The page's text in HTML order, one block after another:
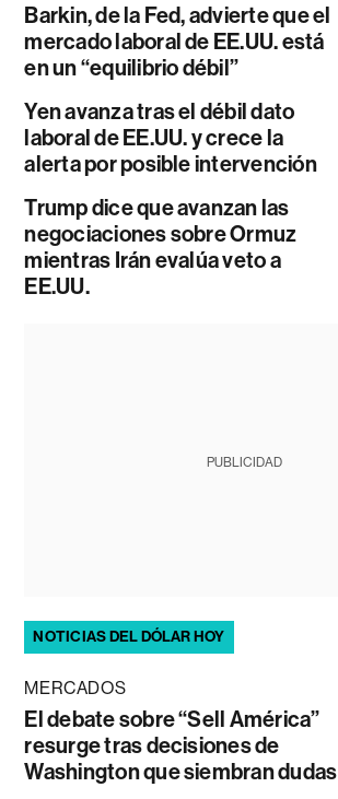
Barkin, de la Fed, advierte que el
mercado laboral de EE.UU. está
en un “equilibrio débil”
Yen avanza tras el débil dato
laboral de EE.UU. y crece la
alerta por posible intervención
Trump dice que avanzan las
negociaciones sobre Ormuz
mientras Irán evalúa veto a
EE.UU.
PUBLICIDAD
NOTICIAS DEL DÓLAR HOY
MERCADOS
El debate sobre “Sell América”
resurge tras decisiones de
Washington que siembran dudas